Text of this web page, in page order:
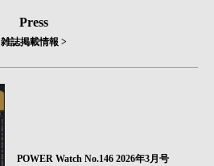
Press
雑誌掲載情報 >
POWER Watch No.146 2026年3月号